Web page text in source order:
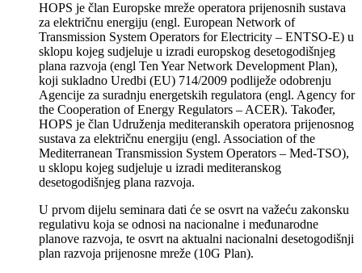
HOPS je član Europske mreže operatora prijenosnih sustava
za električnu energiju (engl. European Network of
Transmission System Operators for Electricity – ENTSO-E) u
sklopu kojeg sudjeluje u izradi europskog desetogodišnjeg
plana razvoja (engl Ten Year Network Development Plan),
koji sukladno Uredbi (EU) 714/2009 podliježe odobrenju
Agencije za suradnju energetskih regulatora (engl. Agency for
the Cooperation of Energy Regulators – ACER). Također,
HOPS je član Udruženja mediteranskih operatora prijenosnog
sustava za električnu energiju (engl. Association of the
Mediterranean Transmission System Operators – Med-TSO),
u sklopu kojeg sudjeluje u izradi mediteranskog
desetogodišnjeg plana razvoja.
U prvom dijelu seminara dati će se osvrt na važeću zakonsku
regulativu koja se odnosi na nacionalne i međunarodne
planove razvoja, te osvrt na aktualni nacionalni desetogodišnji
plan razvoja prijenosne mreže (10G Plan).